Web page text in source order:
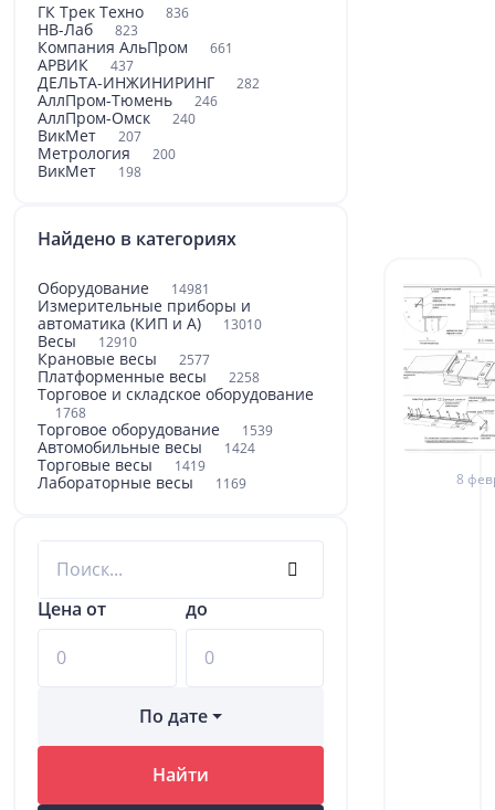
ГК Трек Техно 836
НВ-Лаб 823
Компания АльПром 661
АРВИК 437
ДЕЛЬТА-ИНЖИНИРИНГ 282
АллПром-Тюмень 246
АллПром-Омск 240
ВикМет 207
Метрология 200
ВикМет 198
Найдено в категориях
Оборудование 14981
Измерительные приборы и
автоматика (КИП и А)
13010
Весы 12910
Крановые весы 2577
Платформенные весы 2258
Торговое и складское оборудование
1768
Торговое оборудование 1539
Автомобильные весы 1424
Торговые весы 1419
Лабораторные весы 1169
Цена от до
По дате
Найти
8